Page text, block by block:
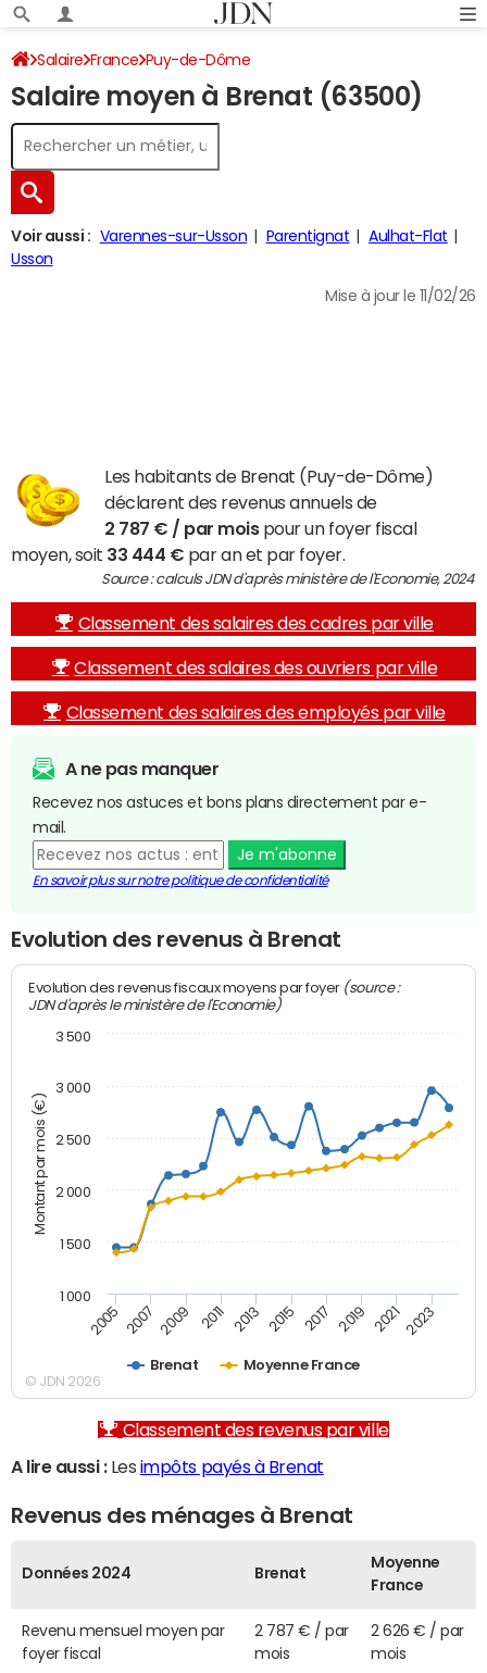
Salaire France Puy-de-Dôme
Salaire moyen à Brenat (63500)
Voir aussi : Varennes-sur-Usson Parentignat
Aulhat-Flat
Usson
Mise à jour le 11/02/26
Les habitants de Brenat (Puy-de-Dôme)
déclarent des revenus annuels de
2 787 € / par moispour un foyer fiscal
moyen, soit 33 444 € par an et par foyer.
Source : calculs JDN d'après ministère de l'Economie, 2024
Classement des salaires des cadres par ville
Classement des salaires des ouvriers par ville
Classement des salaires des employés par ville
A ne pas manquer
Recevez nos astuces et bons plans directement par e-
mail.
Je m'abonne
En savoir plus sur notre politique de confidentialité
Evolution des revenus à Brenat
Montant par mois (€)
Evolution des revenus fiscaux moyens par foyer (source :
JDN d'après le ministère de l'Economie)
Brenat Moyenne France
2005 2007 2009 2011 2013 2015 2017 2019 2021 2023
1 000
1 500
2 000
2 500
3 000
3 500
© JDN 2026
Classement des revenus par ville
A lire aussi :Les impôts payés à Brenat
Revenus des ménages à Brenat
Données 2024 Brenat
Moyenne
France
Revenu mensuel moyen par
foyer fiscal
2 787 € / par
mois
2 626 € / par
mois